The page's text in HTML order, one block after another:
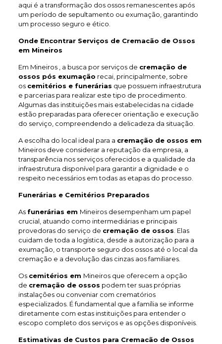
aqui é a transformação dos ossos remanescentes após
um período de sepultamento ou exumação, garantindo
um processo seguro e ético.
Onde Encontrar Serviços de Cremacão de Ossos
em Mineiros
Em Mineiros , a busca por serviços de cremação de
ossos pós exumação recai, principalmente, sobre
os cemitérios e funerárias que possuem infraestrutura
e parcerias para realizar este tipo de procedimento.
Algumas das instituições mais estabelecidas na cidade
estão preparadas para oferecer orientação e execução
do serviço, compreendendo a delicadeza da situação.
A escolha do local ideal para a cremação de ossos em
Mineiros deve considerar a reputação da empresa, a
transparência nos serviços oferecidos e a qualidade da
infraestrutura disponível para garantir a dignidade e o
respeito necessários em todas as etapas do processo.
Funerárias e Cemitérios Preparados
As funerárias em Mineiros desempenham um papel
crucial, atuando como intermediárias e principais
provedoras do serviço de cremação de ossos . Elas
cuidam de toda a logística, desde a autorização para a
exumação, o transporte seguro dos ossos até o local da
cremação e a devolução das cinzas aos familiares.
Os cemitérios em Mineiros que oferecem a opção
de cremação de ossos podem ter suas próprias
instalações ou conveniar com crematórios
especializados. É fundamental que a família se informe
diretamente com estas instituições para entender o
escopo completo dos serviços e as opções disponíveis.
Estimativas de Custos para Cremacão de Ossos